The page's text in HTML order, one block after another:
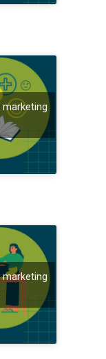
marketing
marketing